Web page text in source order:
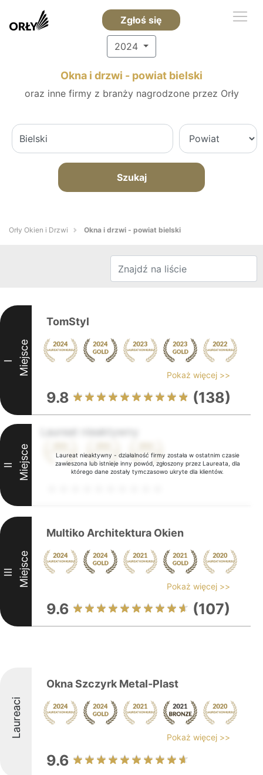
Zgłoś się
2024
Okna i drzwi - powiat bielski
oraz inne firmy z branży nagrodzone przez Orły
Szukaj
Orły Okien i Drzwi Okna i drzwi - powiat bielski
I Miejsce
TomStyl
Pokaż więcej >>
9.8 (138)
Laureat nieaktywny - działalność firmy została w ostatnim czasie
zawieszona lub istnieje inny powód, zgłoszony przez Laureata, dla
którego dane zostały tymczasowo ukryte dla klientów.
II Miejsce
III Miejsce
Multiko Architektura Okien
Pokaż więcej >>
9.6 (107)
Laureaci
Okna Szczyrk Metal-Plast
Pokaż więcej >>
9.6